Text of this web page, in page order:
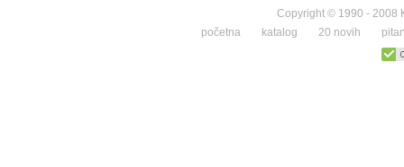
Copyright © 1990 - 2008
početna
katalog 20 novih